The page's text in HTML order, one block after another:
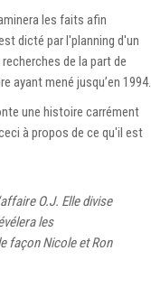
les faits afin
dicté par l'planning d'un
de la part de
ayant mené jusqu’en 1994.
une histoire carrément
à propos de ce qu'il est
O.J. Elle divise
les
façon Nicole et Ron